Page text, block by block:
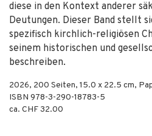
diese in den Kontext anderer
Deutungen. Dieser Band stellt
spezifisch kirchlich-religiösen
seinem historischen und
beschreiben.
2026, 200 Seiten, 15.0 x 22.5 cm,
ISBN 978-3-290-18783-5
ca. CHF 32.00